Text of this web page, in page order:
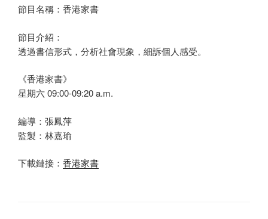
節目名稱：香港家書
節目介紹：
透過書信形式，分析社會現象，細訴個人感受。
《香港家書》
星期六 09:00-09:20 a.m.
編導：張鳳萍
監製：林嘉瑜
下載鏈接： 香港家書